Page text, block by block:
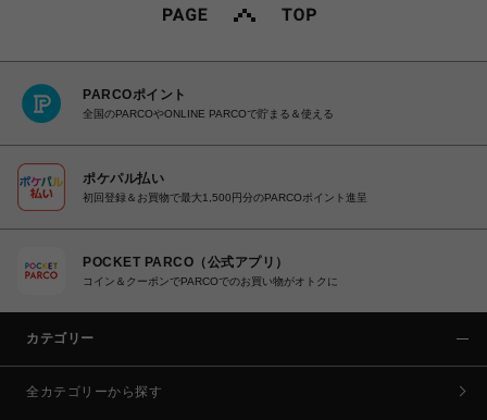
PARCOポイント
全国のPARCOやONLINE PARCOで貯まる＆使える
ポケパル払い
初回登録＆お買物で最大1,500円分のPARCOポイント進呈
POCKET PARCO（公式アプリ）
コイン＆クーポンでPARCOでのお買い物がオトクに
カテゴリー
全カテゴリーから探す